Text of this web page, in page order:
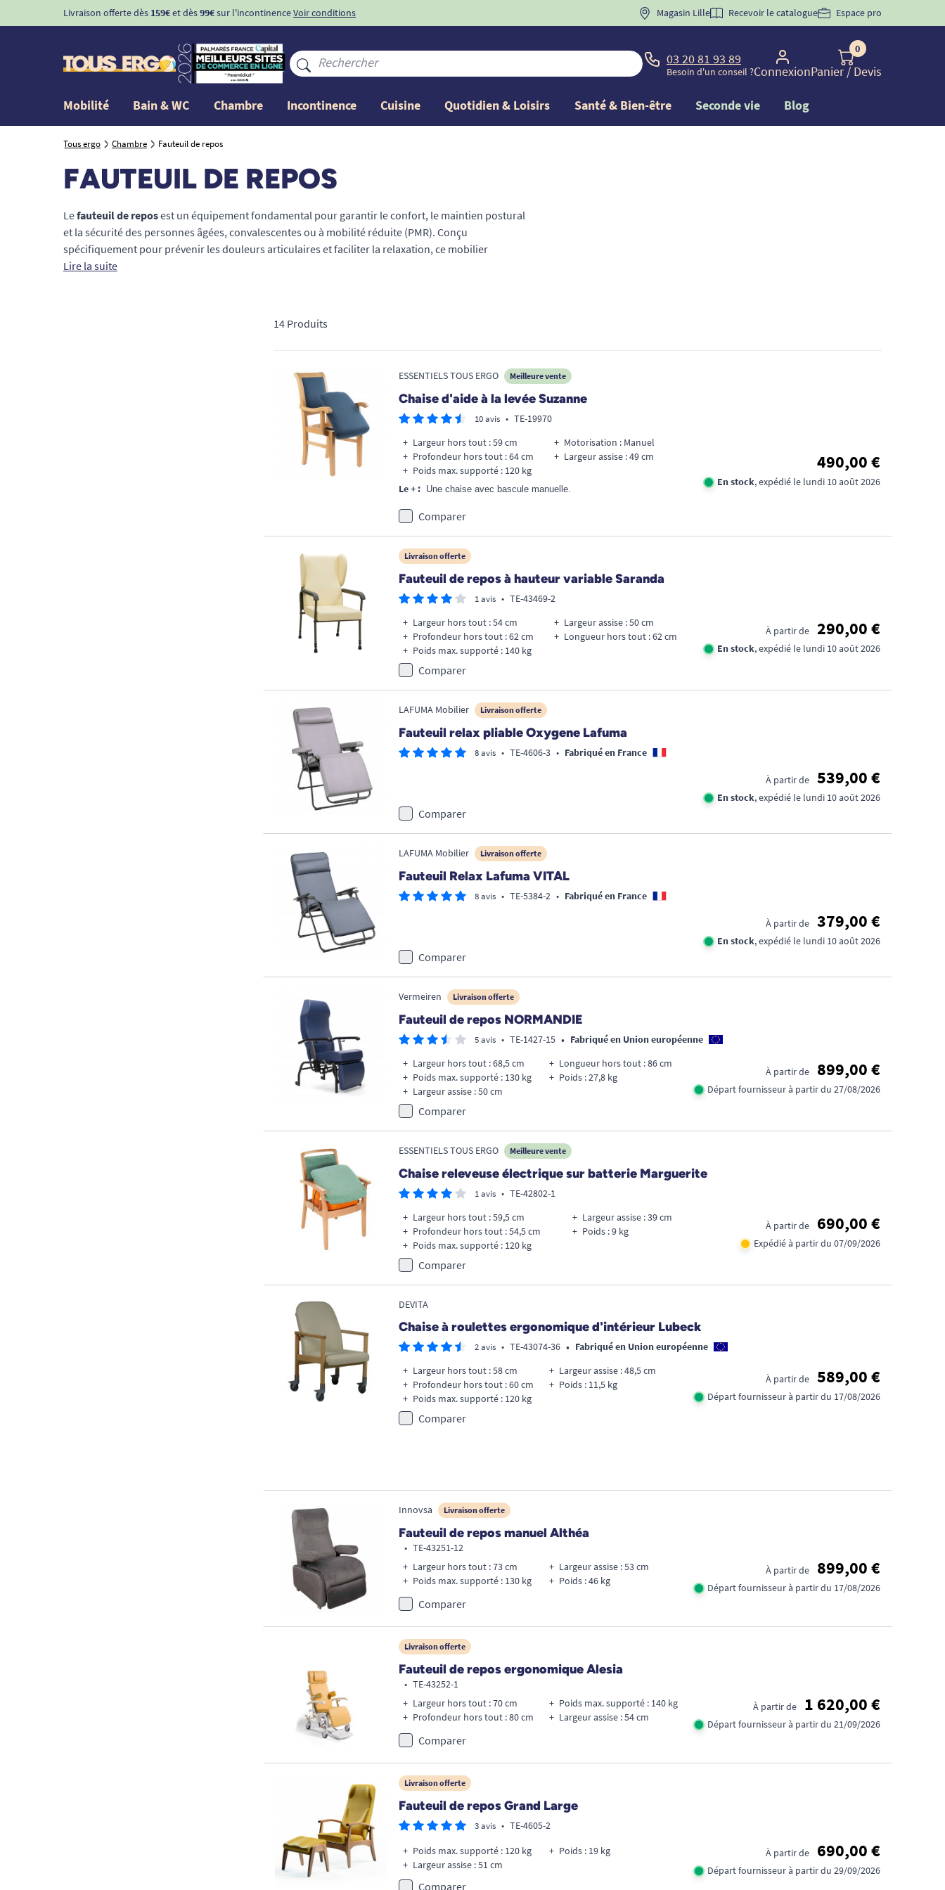
Livraison offerte dès 159€et dès99€sur l'incontinenceVoir conditions BIENVENUE" pourla 1ère commande d'incontinence
Magasin Lille Recevoir le catalogue Espace pro
03 20 81 93 89
Besoin d'un conseil ?Connexion
0
Panier/ Devis
Mobilité Bain & WC Chambre Incontinence Cuisine Quotidien & Loisirs Santé & Bien-être Seconde vie Blog
Tous ergo Chambre Fauteuil de repos
FAUTEUIL DE REPOS
Lefauteuil de reposest un équipement fondamental pour garantir le confort, le maintien postural
et la sécurité des personnes âgées, convalescentes ou à mobilité réduite (PMR). Conçu
spécifiquement pour prévenir les douleurs articulaires et faciliter la relaxation, ce mobilier
ergonomique permet une assise prolongée sans fatigue ni tension. Que vous recherchiez un
Lire la suite
14 Produits
ESSENTIELS TOUS ERGO Meilleure vente
Chaise d'aide à la levée Suzanne
10 avis • TE-19970
Largeur hors tout : 59 cm
Profondeur hors tout : 64 cm
Poids max. supporté : 120 kg
Motorisation : Manuel
Largeur assise : 49 cm
Le + : Une chaise avec bascule manuelle.
490,00 €
En stock, expédié le lundi 10 août 2026
Comparer
Livraison offerte
Fauteuil de repos à hauteur variable Saranda
1 avis • TE-43469-2
Largeur hors tout : 54 cm
Profondeur hors tout : 62 cm
Poids max. supporté : 140 kg
Largeur assise : 50 cm
Longueur hors tout : 62 cm
À partir de 290,00 €
En stock, expédié le lundi 10 août 2026
Comparer
LAFUMA Mobilier Livraison offerte
Fauteuil relax pliable Oxygene Lafuma
8 avis • TE-4606-3 • Fabriqué en France
À partir de 539,00 €
En stock, expédié le lundi 10 août 2026
Comparer
LAFUMA Mobilier Livraison offerte
Fauteuil Relax Lafuma VITAL
8 avis • TE-5384-2 • Fabriqué en France
À partir de 379,00 €
En stock, expédié le lundi 10 août 2026
Comparer
Vermeiren Livraison offerte
Fauteuil de repos NORMANDIE
5 avis • TE-1427-15 • Fabriqué en Union européenne
Largeur hors tout : 68,5 cm
Poids max. supporté : 130 kg
Largeur assise : 50 cm
Longueur hors tout : 86 cm
Poids : 27,8 kg
À partir de 899,00 €
Départ fournisseur à partir du 27/08/2026
Comparer
ESSENTIELS TOUS ERGO Meilleure vente
Chaise releveuse électrique sur batterie Marguerite
1 avis • TE-42802-1
Largeur hors tout : 59,5 cm
Profondeur hors tout : 54,5 cm
Poids max. supporté : 120 kg
Largeur assise : 39 cm
Poids : 9 kg
À partir de 690,00 €
Expédié à partir du 07/09/2026
Comparer
DEVITA
Chaise à roulettes ergonomique d'intérieur Lubeck
2 avis • TE-43074-36 • Fabriqué en Union européenne
Largeur hors tout : 58 cm
Profondeur hors tout : 60 cm
Poids max. supporté : 120 kg
Largeur assise : 48,5 cm
Poids : 11,5 kg
À partir de 589,00 €
Départ fournisseur à partir du 17/08/2026
Comparer
Innovsa Livraison offerte
Fauteuil de repos manuel Althéa
• TE-43251-12
Largeur hors tout : 73 cm
Poids max. supporté : 130 kg
Largeur assise : 53 cm
Poids : 46 kg
À partir de 899,00 €
Départ fournisseur à partir du 17/08/2026
Comparer
Livraison offerte
Fauteuil de repos ergonomique Alesia
• TE-43252-1
Largeur hors tout : 70 cm
Profondeur hors tout : 80 cm
Poids max. supporté : 140 kg
Largeur assise : 54 cm
À partir de 1 620,00 €
Départ fournisseur à partir du 21/09/2026
Comparer
Livraison offerte
Fauteuil de repos Grand Large
3 avis • TE-4605-2
Poids max. supporté : 120 kg
Largeur assise : 51 cm
Poids : 19 kg À partir de 690,00 €
Départ fournisseur à partir du 29/09/2026
Comparer